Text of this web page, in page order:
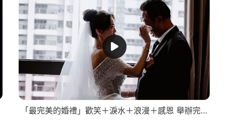
「最完美的婚禮」歡笑＋淚水＋浪漫＋感恩 舉辦完美婚禮看這場 ｜婚禮 結婚 儀式 證婚 誓詞 迎娶 文定 嫁娶 婚戒 婚攝 婚錄 流水席 快剪 快播 婚攝迪倫 迪倫是個攝影師